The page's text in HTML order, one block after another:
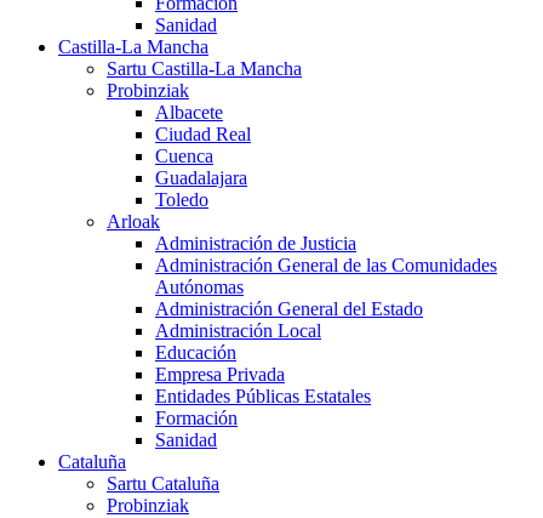
Sanidad
Castilla-La Mancha
Sartu Castilla-La Mancha
Probinziak
Albacete
Ciudad Real
Cuenca
Guadalajara
Toledo
Arloak
Administración de Justicia
Administración General de las Comunidades
Autónomas
Administración General del Estado
Administración Local
Educación
Empresa Privada
Entidades Públicas Estatales
Formación
Sanidad
Cataluña
Sartu Cataluña
Probinziak